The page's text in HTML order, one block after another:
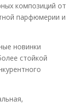
композиций от
парфюмерии и
новинки
стойкой